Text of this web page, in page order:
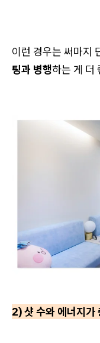
이런 경우는 써마지
팅과 병행하는 게 더
2) 샷 수와 에너지가